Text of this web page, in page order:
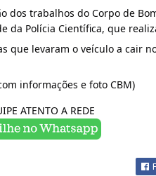
dos trabalhos do Corpo de
da Polícia Científica, que
que levaram o veículo a cair
informações e foto CBM)
ATENTO A REDE